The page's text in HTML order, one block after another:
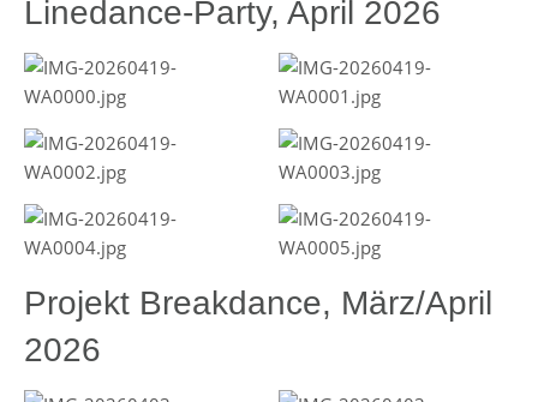
Linedance-Party, April 2026
Projekt Breakdance, März/April
2026